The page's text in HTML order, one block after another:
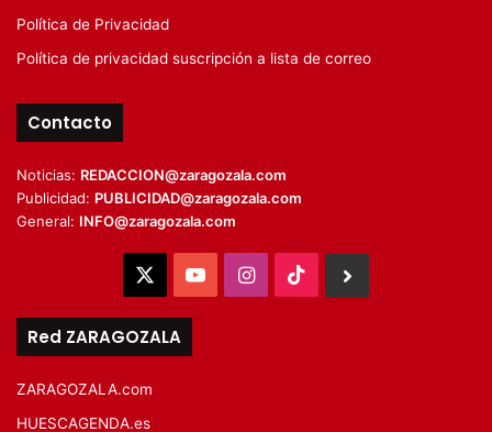
Política de Privacidad
Política de privacidad suscripción a lista de correo
Contacto
Noticias: REDACCION@zaragozala.com
Publicidad: PUBLICIDAD@zaragozala.com
General: INFO@zaragozala.com
YouTubeInstagram
TikTok
Red ZARAGOZALA
ZARAGOZALA.com
HUESCAGENDA.es